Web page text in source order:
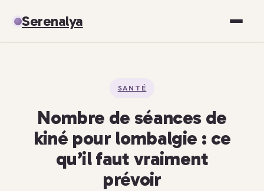
Serenalya
Spiritualité
Développement personnel
SANTÉ
Nombre de séances de
kiné pour lombalgie : ce
qu’il faut vraiment
prévoir